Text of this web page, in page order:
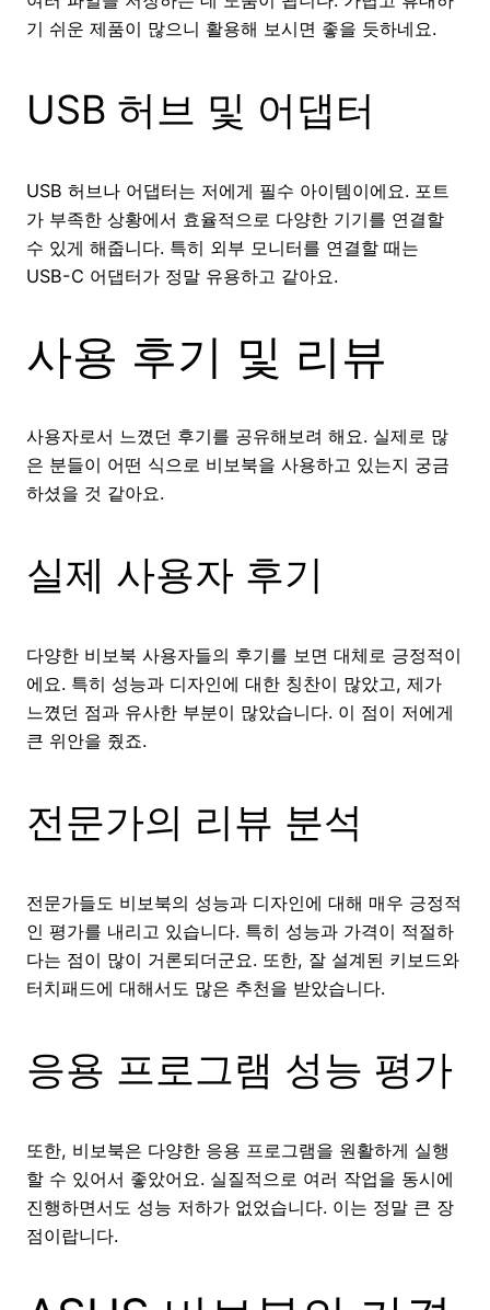
기 쉬운 제품이 많으니 활용해 보시면 좋을 듯하네요.
USB 허브 및 어댑터
USB 허브나 어댑터는 저에게 필수 아이템이에요. 포트
가 부족한 상황에서 효율적으로 다양한 기기를 연결할
수 있게 해줍니다. 특히 외부 모니터를 연결할 때는
USB-C 어댑터가 정말 유용하고 같아요.
사용 후기 및 리뷰
사용자로서 느꼈던 후기를 공유해보려 해요. 실제로 많
은 분들이 어떤 식으로 비보북을 사용하고 있는지 궁금
하셨을 것 같아요.
실제 사용자 후기
다양한 비보북 사용자들의 후기를 보면 대체로 긍정적이
에요. 특히 성능과 디자인에 대한 칭찬이 많았고, 제가
느꼈던 점과 유사한 부분이 많았습니다. 이 점이 저에게
큰 위안을 줬죠.
전문가의 리뷰 분석
전문가들도 비보북의 성능과 디자인에 대해 매우 긍정적
인 평가를 내리고 있습니다. 특히 성능과 가격이 적절하
다는 점이 많이 거론되더군요. 또한, 잘 설계된 키보드와
터치패드에 대해서도 많은 추천을 받았습니다.
응용 프로그램 성능 평가
또한, 비보북은 다양한 응용 프로그램을 원활하게 실행
할 수 있어서 좋았어요. 실질적으로 여러 작업을 동시에
진행하면서도 성능 저하가 없었습니다. 이는 정말 큰 장
점이랍니다.